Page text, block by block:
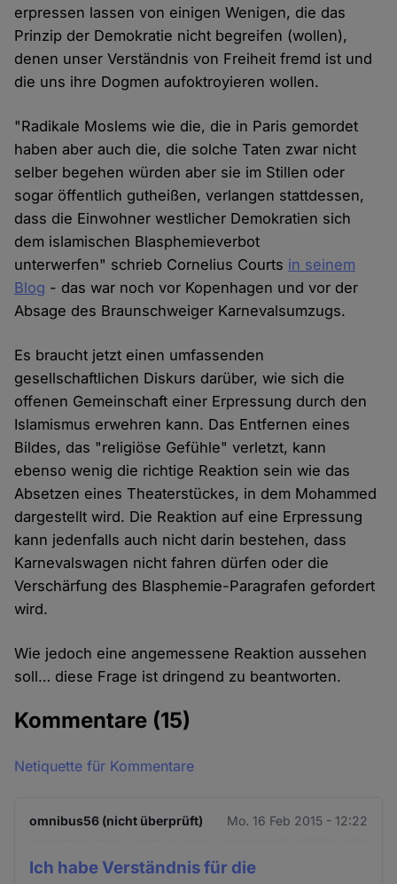
erpressen lassen von einigen Wenigen, die das
Prinzip der Demokratie nicht begreifen (wollen),
denen unser Verständnis von Freiheit fremd ist und
die uns ihre Dogmen aufoktroyieren wollen.
"Radikale Moslems wie die, die in Paris gemordet
haben aber auch die, die solche Taten zwar nicht
selber begehen würden aber sie im Stillen oder
sogar öffentlich gutheißen, verlangen stattdessen,
dass die Einwohner westlicher Demokratien sich
dem islamischen Blasphemieverbot
unterwerfen" schrieb Cornelius Courts in seinem
Blog - das war noch vor Kopenhagen und vor der
Absage des Braunschweiger Karnevalsumzugs.
Es braucht jetzt einen umfassenden
gesellschaftlichen Diskurs darüber, wie sich die
offenen Gemeinschaft einer Erpressung durch den
Islamismus erwehren kann. Das Entfernen eines
Bildes, das "religiöse Gefühle" verletzt, kann
ebenso wenig die richtige Reaktion sein wie das
Absetzen eines Theaterstückes, in dem Mohammed
dargestellt wird. Die Reaktion auf eine Erpressung
kann jedenfalls auch nicht darin bestehen, dass
Karnevalswagen nicht fahren dürfen oder die
Verschärfung des Blasphemie-Paragrafen gefordert
wird.
Wie jedoch eine angemessene Reaktion aussehen
soll… diese Frage ist dringend zu beantworten.
Kommentare (15)
Netiquette für Kommentare
omnibus56 (nicht überprüft) Mo. 16 Feb 2015 - 12:22
Ich habe Verständnis für die